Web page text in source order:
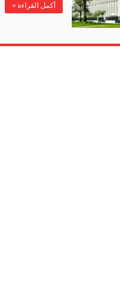
أكمل القراءة »